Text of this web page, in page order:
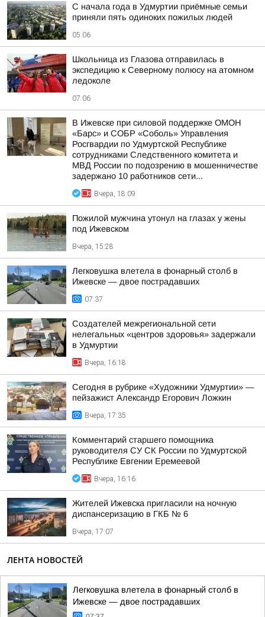
С начала года в Удмуртии приёмные семьи
приняли пять одиноких пожилых людей
05:06
Школьница из Глазова отправилась в
экспедицию к Северному полюсу на атомном
ледоколе
07:06
В Ижевске при силовой поддержке ОМОН
«Барс» и СОБР «Соболь» Управления
Росгвардии по Удмуртской Республике
сотрудниками Следственного комитета и
МВД России по подозрению в мошенничестве
задержано 10 работников сети...
Вчера, 18:09
Пожилой мужчина утонул на глазах у жены
под Ижевском
Вчера, 15:28
Легковушка влетела в фонарный столб в
Ижевске — двое пострадавших
07:37
Создателей межрегиональной сети
нелегальных «центров здоровья» задержали
в Удмуртии
Вчера, 16:18
Сегодня в рубрике «Художники Удмуртии» —
пейзажист Александр Егорович Ложкин
Вчера, 17:35
Комментарий старшего помощника
руководителя СУ СК России по Удмуртской
Республике Евгении Еремеевой
Вчера, 16:16
Жителей Ижевска пригласили на ночную
диспансеризацию в ГКБ № 6
Вчера, 17:07
ЛЕНТА НОВОСТЕЙ
Легковушка влетела в фонарный столб в
Ижевске — двое пострадавших